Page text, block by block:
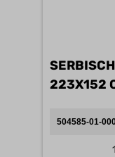
504585-01-